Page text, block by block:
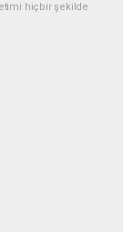
hiçbir şekilde